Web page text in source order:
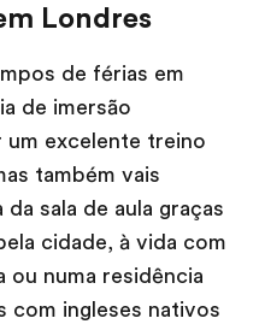
Londres
de férias em
de imersão
um excelente treino
também vais
sala de aula graças
cidade, à vida com
ou numa residência
com ingleses nativos